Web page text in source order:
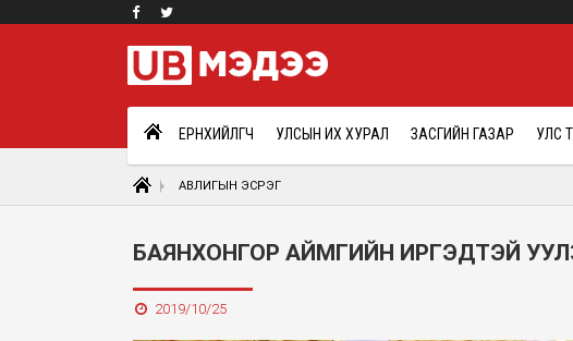
ЕРӨНХИЙЛӨГЧ УЛСЫН ИХ ХУРАЛ ЗАСГИЙН ГАЗАР УЛС
АВЛИГЫН ЭСРЭГ
БАЯНХОНГОР АЙМГИЙН ИРГЭДТЭЙ
2019/10/25